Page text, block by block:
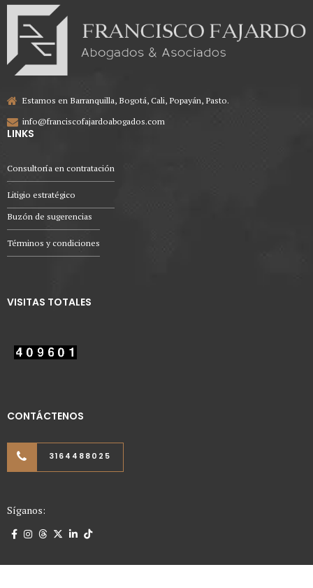
Estamos en Barranquilla, Bogotá, Cali, Popayán, Pasto.
info@franciscofajardoabogados.com
LINKS
Consultoría en contratación
Litigio estratégico
Buzón de sugerencias
Términos y condiciones
VISITAS TOTALES
CONTÁCTENOS
3164488025
Síganos: